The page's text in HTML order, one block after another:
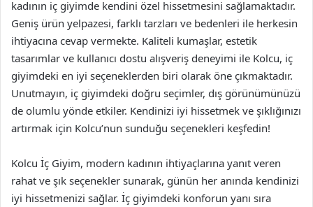
kadının iç giyimde kendini özel hissetmesini sağlamaktadır.
Geniş ürün yelpazesi, farklı tarzları ve bedenleri ile herkesin
ihtiyacına cevap vermekte. Kaliteli kumaşlar, estetik
tasarımlar ve kullanıcı dostu alışveriş deneyimi ile Kolcu, iç
giyimdeki en iyi seçeneklerden biri olarak öne çıkmaktadır.
Unutmayın, iç giyimdeki doğru seçimler, dış görünümünüzü
de olumlu yönde etkiler. Kendinizi iyi hissetmek ve şıklığınızı
artırmak için Kolcu’nun sunduğu seçenekleri keşfedin!
Kolcu İç Giyim, modern kadının ihtiyaçlarına yanıt veren
rahat ve şık seçenekler sunarak, günün her anında kendinizi
iyi hissetmenizi sağlar. İç giyimdeki konforun yanı sıra